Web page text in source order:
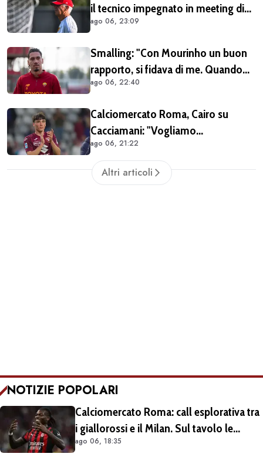
il tecnico impegnato in meeting di
mercato
ago 06, 23:09
Smalling: "Con Mourinho un buon
rapporto, si fidava di me. Quando
mi criticò? Mi aveva dato la
avevo raggiunto il limite con gli
antidolorifici"
ago 06, 22:40
Calciomercato Roma, Cairo su
Cacciamani: "Vogliamo
assolutamente tenerlo". Distanza tra
i club sulla valutazione del
giocatore
ago 06, 21:22
Altri articoli
NOTIZIE POPOLARI
Calciomercato Roma: call esplorativa tra
i giallorossi e il Milan. Sul tavolo le
situazioni di Leao e Soulé
ago 06, 18:35